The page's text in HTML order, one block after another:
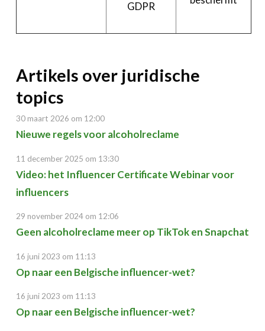
GDPR
Artikels over juridische
topics
30 maart 2026 om 12:00
Nieuwe regels voor alcoholreclame
11 december 2025 om 13:30
Video: het Influencer Certificate Webinar voor
influencers
29 november 2024 om 12:06
Geen alcoholreclame meer op TikTok en Snapchat
16 juni 2023 om 11:13
Op naar een Belgische influencer-wet?
16 juni 2023 om 11:13
Op naar een Belgische influencer-wet?